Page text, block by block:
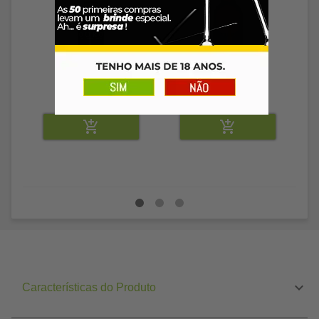
R$ 78,89 R$ 142,89
Características do Produto